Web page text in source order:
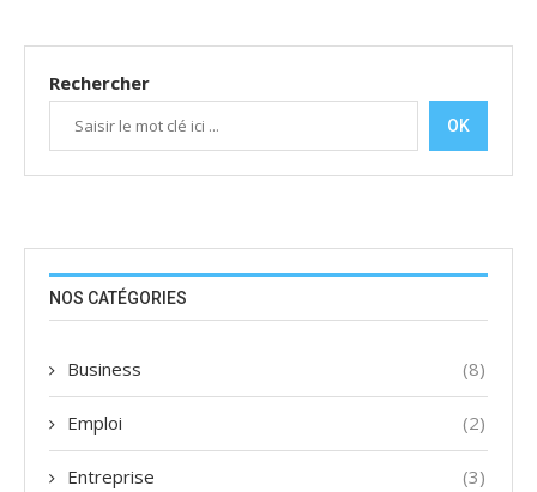
Rechercher
OK
NOS CATÉGORIES
Business (8)
Emploi (2)
Entreprise (3)